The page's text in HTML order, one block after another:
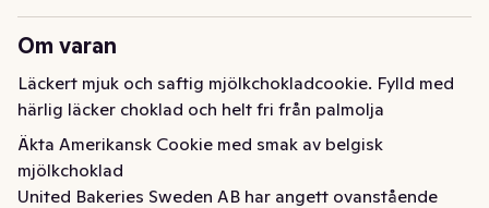
Om varan
Läckert mjuk och saftig mjölkchokladcookie. Fylld med
härlig läcker choklad och helt fri från palmolja
Äkta Amerikansk Cookie med smak av belgisk
mjölkchoklad
United Bakeries Sweden AB har angett ovanstående